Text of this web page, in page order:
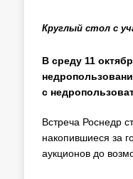
Круглый стол с
В среду 11
с
Встреча Роснедр
накопившиеся за
аукционов до